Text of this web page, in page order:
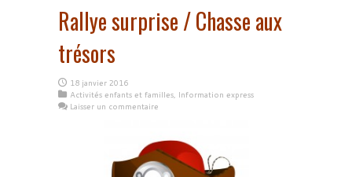
Rallye surprise / Chasse aux
trésors
18 janvier 2016
Activités enfants et familles, Information express
Laisser un commentaire